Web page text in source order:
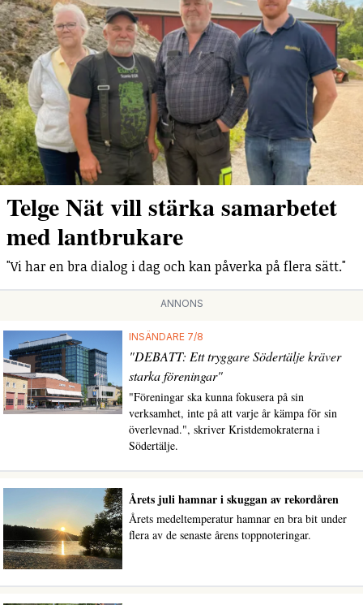
Telge Nät vill stärka samarbetet
med lantbrukare
"Vi har en bra dialog i dag och kan påverka på flera sätt."
ANNONS
INSÄNDARE 7/8
"DEBATT: Ett tryggare Södertälje kräver
starka föreningar"
"Föreningar ska kunna fokusera på sin
verksamhet, inte på att varje år kämpa för sin
överlevnad.", skriver Kristdemokraterna i
Södertälje.
Årets juli hamnar i skuggan av rekordåren
Årets medeltemperatur hamnar en bra bit under
flera av de senaste årens toppnoteringar.